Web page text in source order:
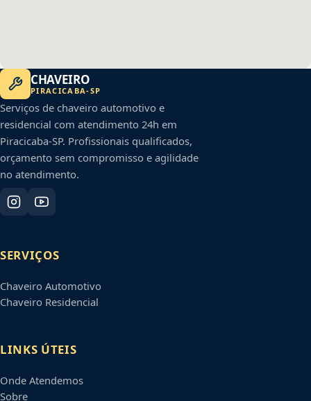
CHAVEIRO
PIRACICABA-SP
Serviços de chaveiro automotivo e
residencial com atendimento 24h em
Piracicaba-SP. Profissionais qualificados,
orçamento sem compromisso e agilidade
no atendimento.
SERVIÇOS
Chaveiro Automotivo
Chaveiro Residencial
LINKS ÚTEIS
Onde Atendemos
Sobre